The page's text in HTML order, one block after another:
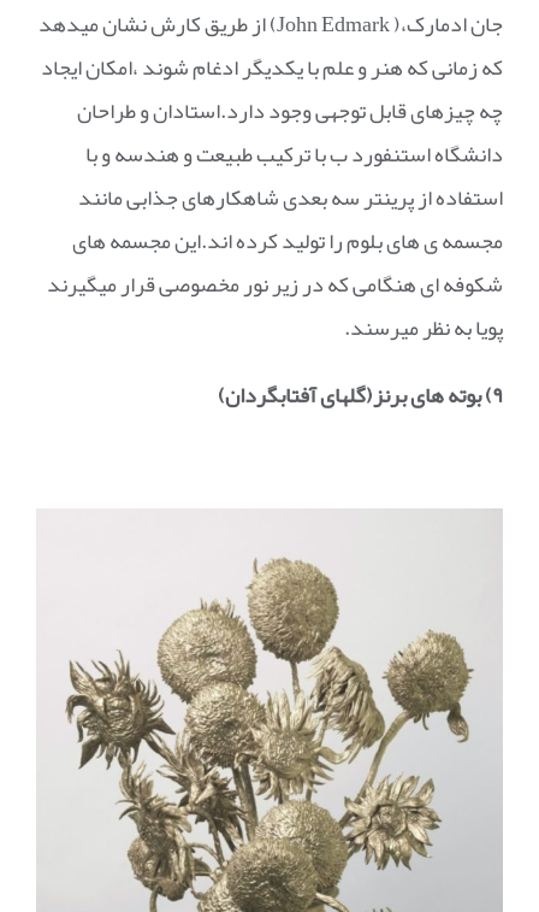
جان ادمارک،( John Edmark) از طریق کارش نشان میدهد
که زمانی که هنر و علم با یکدیگر ادغام شوند ،امکان ایجاد
چه چیزهای قابل توجهی وجود دارد.استادان و طراحان
دانشگاه استنفورد ب با ترکیب طبیعت و هندسه و با
استفاده از پرینتر سه بعدی شاهکارهای جذابی مانند
مجسمه ی های بلوم را تولید کرده اند.این مجسمه های
شکوفه ای هنگامی که در زیر نور مخصوصی قرار میگیرند
پویا به نظر میرسند.
۹) بوته های برنز(گلهای آفتابگردان)